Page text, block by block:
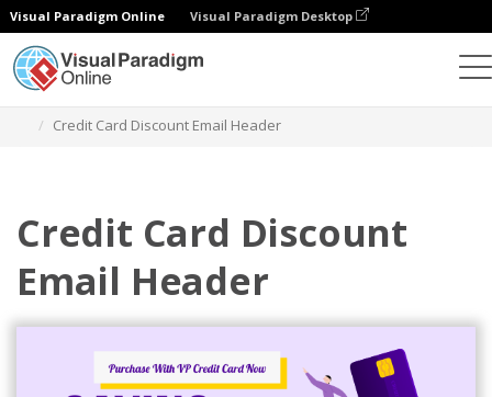
Visual Paradigm Online Visual Paradigm Desktop
Credit Card Discount Email Header
Credit Card Discount
Email Header